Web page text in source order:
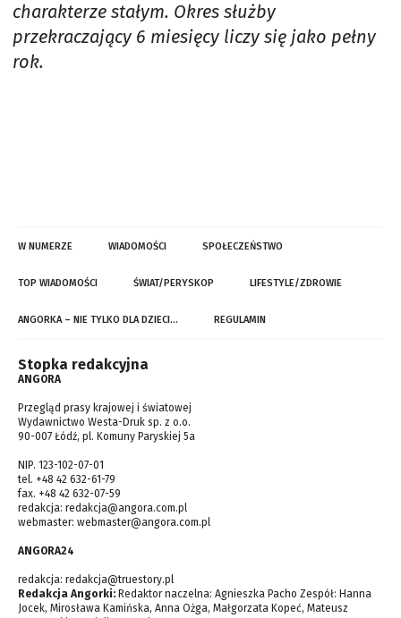
charakterze stałym. Okres służby
przekraczający 6 miesięcy liczy się jako pełny
rok.
W NUMERZE WIADOMOŚCI SPOŁECZEŃSTWO
TOP WIADOMOŚCI ŚWIAT/PERYSKOP LIFESTYLE/ZDROWIE
ANGORKA – NIE TYLKO DLA DZIECI… REGULAMIN
Stopka redakcyjna
ANGORA
Przegląd prasy krajowej i światowej
Wydawnictwo Westa-Druk sp. z o.o.
90-007 Łódź, pl. Komuny Paryskiej 5a
NIP. 123-102-07-01
tel. +48 42 632-61-79
fax. +48 42 632-07-59
redakcja: redakcja@angora.com.pl
webmaster: webmaster@angora.com.pl
ANGORA24
redakcja: redakcja@truestory.pl
Redakcja Angorki: Redaktor naczelna: Agnieszka Pacho Zespół: Hanna
Jocek, Mirosława Kamińska, Anna Ożga, Małgorzata Kopeć, Mateusz